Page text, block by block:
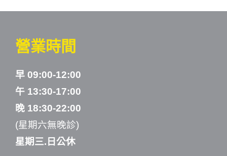
營業時間
早 09:00-12:00
午 13:30-17:00
晚 18:30-22:00
(星期六無晚診)
星期三.日公休